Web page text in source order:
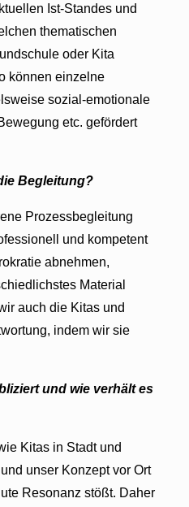
Ist-Standes und
thematischen
oder Kita
können einzelne
sozial-emotionale
etc. gefördert
Begleitung?
Prozessbegleitung
und kompetent
abnehmen,
Material
auch die Kitas und
indem wir sie
und wie verhält es
Kitas in Stadt und
unser Konzept vor Ort
Resonanz stößt. Daher